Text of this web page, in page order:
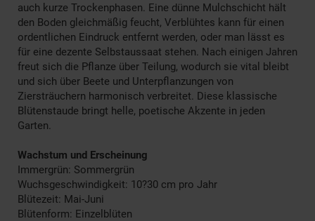
auch kurze Trockenphasen. Eine dünne Mulchschicht hält
den Boden gleichmäßig feucht, Verblühtes kann für einen
ordentlichen Eindruck entfernt werden, oder man lässt es
für eine dezente Selbstaussaat stehen. Nach einigen Jahren
freut sich die Pflanze über Teilung, wodurch sie vital bleibt
und sich über Beete und Unterpflanzungen von
Ziersträuchern harmonisch verbreitet. Diese klassische
Blütenstaude bringt helle, poetische Akzente in jeden
Garten.
Wachstum und Erscheinung
Immergrün: Sommergrün
Wuchsgeschwindigkeit: 10?30 cm pro Jahr
Blütezeit: Mai-Juni
Blütenform: Einzelblüten